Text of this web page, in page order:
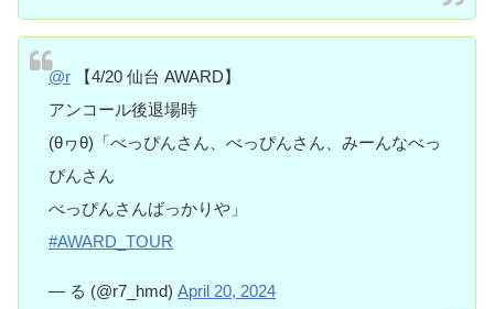
@r 【4/20 仙台 AWARD】
アンコール後退場時
(θヮθ)「べっぴんさん、べっぴんさん、みーんなべっ
ぴんさん
べっぴんさんばっかりや」
#AWARD_TOUR
— る (@r7_hmd) April 20, 2024